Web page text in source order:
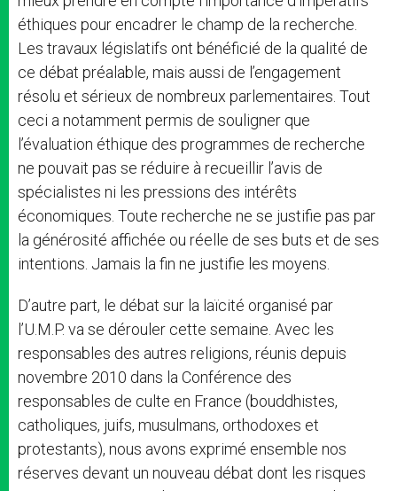
éthiques pour encadrer le champ de la recherche.
Les travaux législatifs ont bénéficié de la qualité de
ce débat préalable, mais aussi de l’engagement
résolu et sérieux de nombreux parlementaires. Tout
ceci a notamment permis de souligner que
l’évaluation éthique des programmes de recherche
ne pouvait pas se réduire à recueillir l’avis de
spécialistes ni les pressions des intérêts
économiques. Toute recherche ne se justifie pas par
la générosité affichée ou réelle de ses buts et de ses
intentions. Jamais la fin ne justifie les moyens.
D’autre part, le débat sur la laïcité organisé par
l’U.M.P. va se dérouler cette semaine. Avec les
responsables des autres religions, réunis depuis
novembre 2010 dans la Conférence des
responsables de culte en France (bouddhistes,
catholiques, juifs, musulmans, orthodoxes et
protestants), nous avons exprimé ensemble nos
réserves devant un nouveau débat dont les risques